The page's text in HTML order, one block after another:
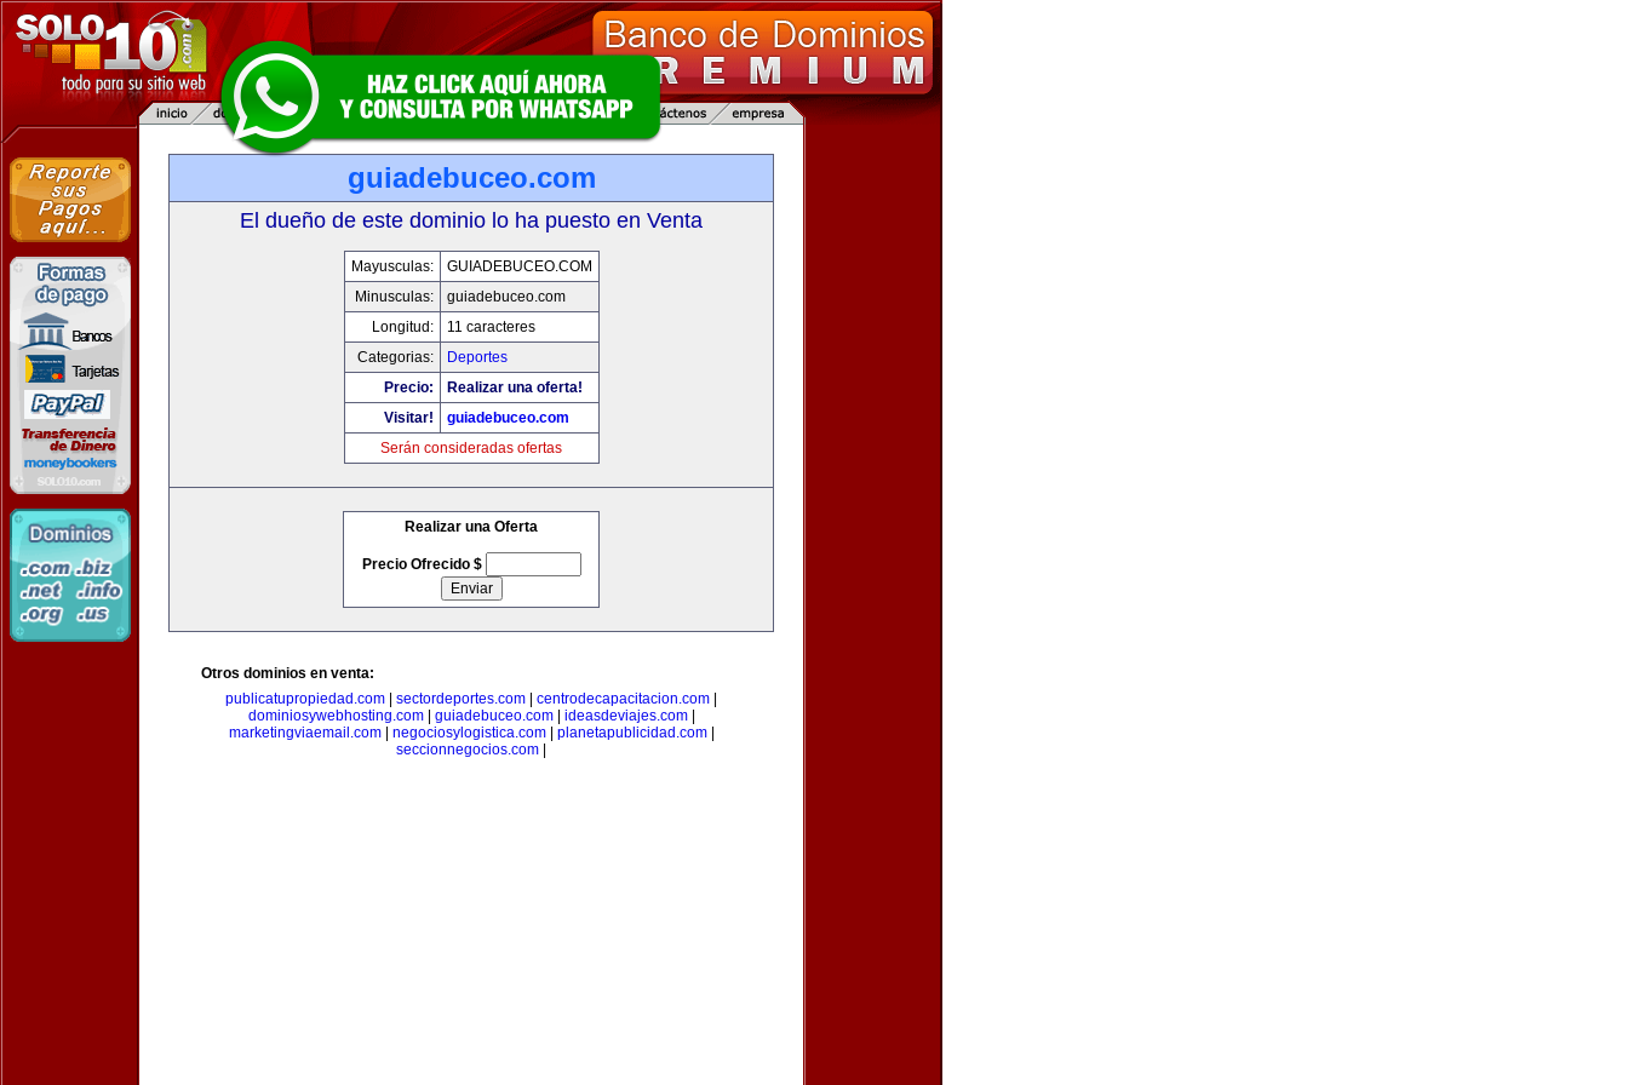
guiadebuceo.com
El dueño de este dominio lo ha puesto en Venta
Mayusculas:
GUIADEBUCEO.COM
Minusculas:
guiadebuceo.com
Longitud:
11 caracteres
Categorias:
Deportes
Precio:
Realizar una oferta!
Visitar!
guiadebuceo.com
Serán consideradas ofertas
Realizar una Oferta
Precio Ofrecido $
Otros dominios en venta:
publicatupropiedad.com
sectordeportes.com centrodecapacitacion.com
dominiosywebhosting.com| guiadebuceo.com| ideasdeviajes.com|
marketingviaemail.com| negociosylogistica.com| planetapublicidad.com|
seccionnegocios.com